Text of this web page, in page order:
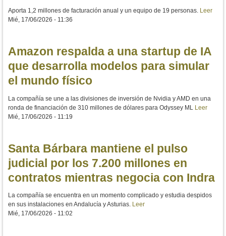
Aporta 1,2 millones de facturación anual y un equipo de 19 personas. Leer
Mié, 17/06/2026 - 11:36
Amazon respalda a una startup de IA
que desarrolla modelos para simular
el mundo físico
La compañía se une a las divisiones de inversión de Nvidia y AMD en una
ronda de financiación de 310 millones de dólares para Odyssey ML Leer
Mié, 17/06/2026 - 11:19
Santa Bárbara mantiene el pulso
judicial por los 7.200 millones en
contratos mientras negocia con Indra
La compañía se encuentra en un momento complicado y estudia despidos
en sus instalaciones en Andalucía y Asturias. Leer
Mié, 17/06/2026 - 11:02